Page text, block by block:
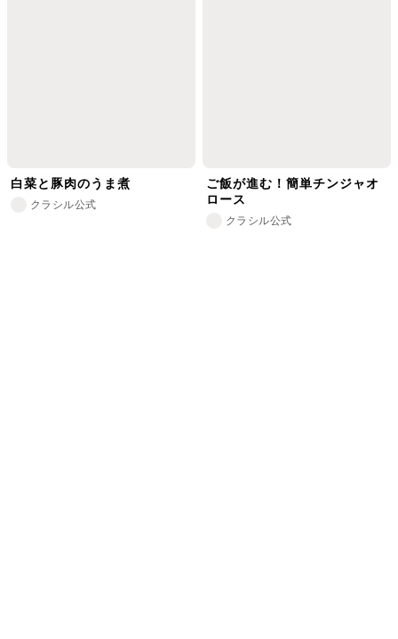
白菜と豚肉のうま煮
クラシル公式
ご飯が進む！簡単チンジャオ
ロース
クラシル公式